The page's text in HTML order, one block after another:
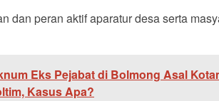
dan peran aktif aparatur desa serta
Eks Pejabat di Bolmong Asal
Kasus Apa?